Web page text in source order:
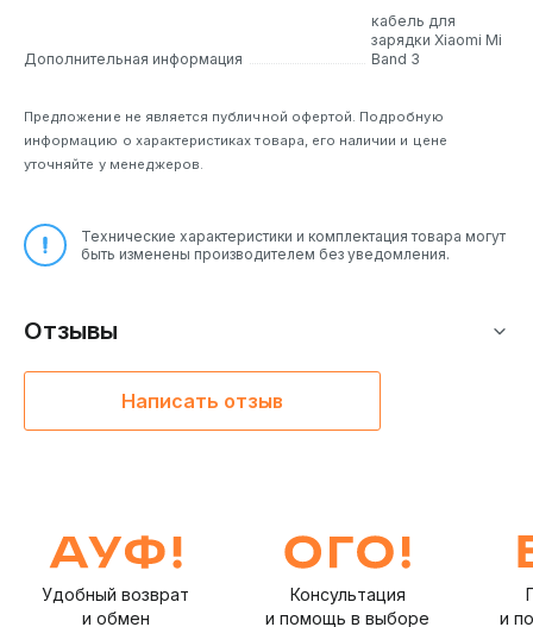
Дополнительная информация
кабель для
зарядки Xiaomi Mi
Band 3
Предложение не является публичной офертой. Подробную
информацию о характеристиках товара, его наличии и цене
уточняйте у менеджеров.
Технические характеристики и комплектация товара могут
быть изменены производителем без уведомления.
Отзывы
Написать отзыв
Удобный возврат
и обмен
Консультация
и помощь в выборе
и